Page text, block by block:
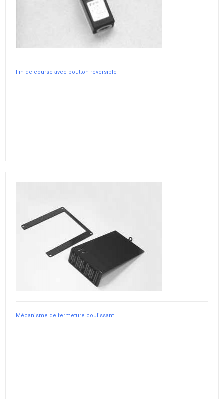
Fin de course avec boutton réversible
Mécanisme de fermeture coulissant